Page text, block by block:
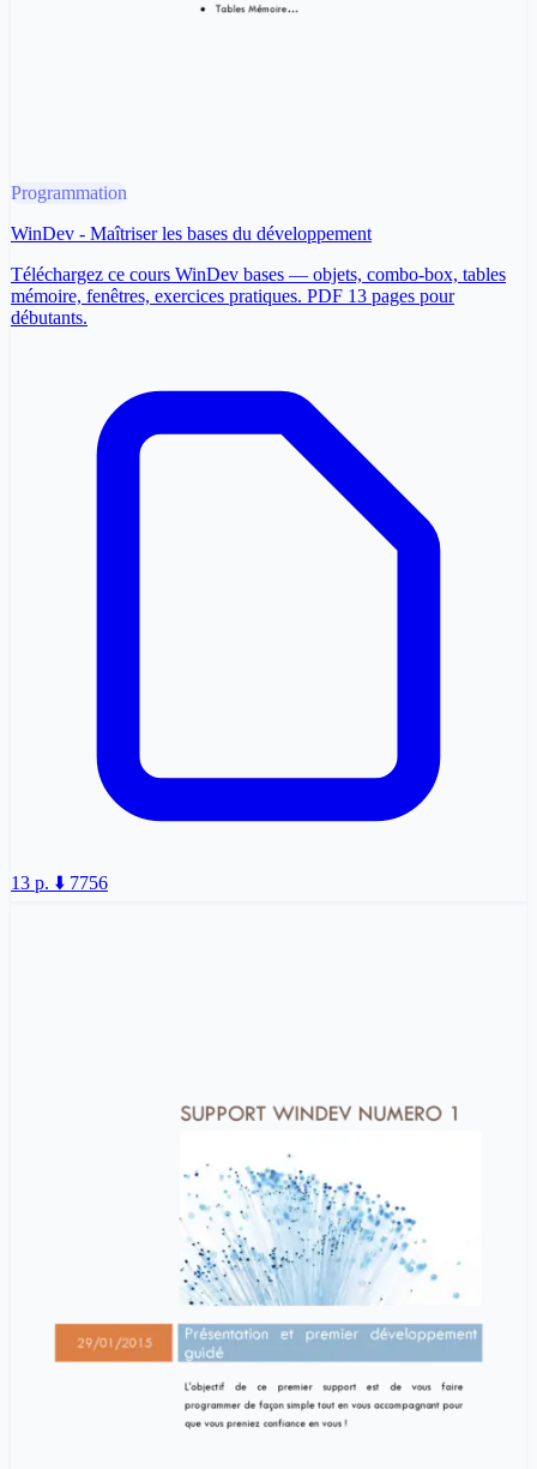
Programmation
WinDev - Maîtriser les bases du développement
Téléchargez ce cours WinDev bases — objets, combo-box, tables
mémoire, fenêtres, exercices pratiques. PDF 13 pages pour
débutants.
13 p. ⬇️ 7756